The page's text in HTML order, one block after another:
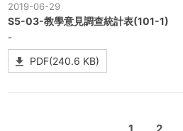
2019-06-29
S5-03-教學意見調查統計表(101-1)
-
PDF(240.6 KB)